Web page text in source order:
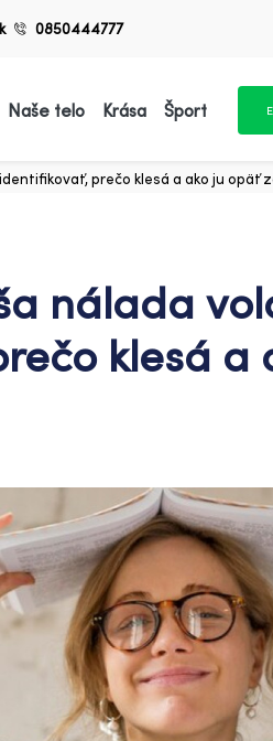
0850444777
Naše telo Krása Šport
prečo klesá a ako ju opäť
nálada
klesá a